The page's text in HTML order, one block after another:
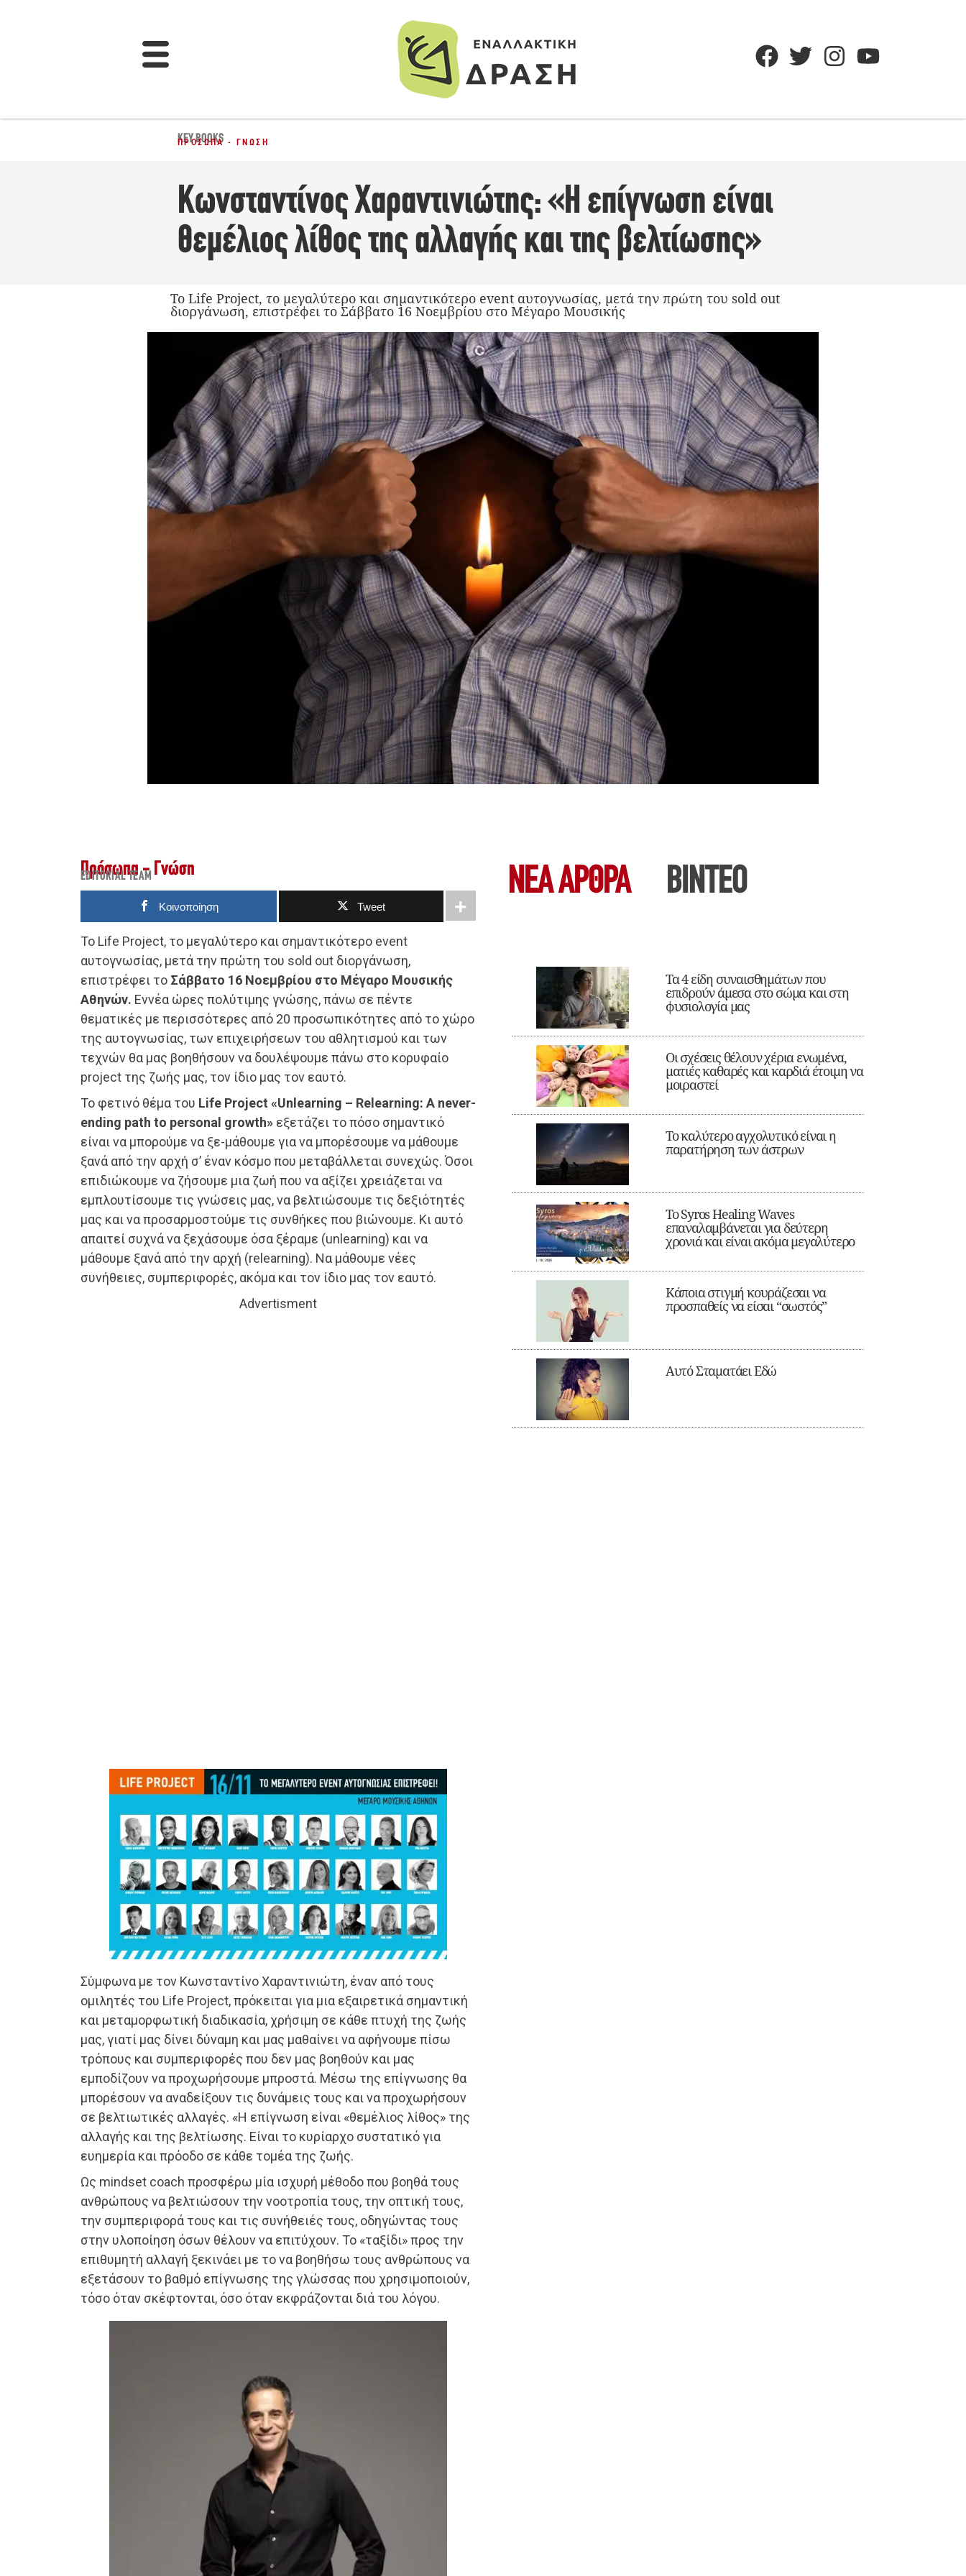
KEY BOOKS
ΠΡΌΣΩΠΑ - ΓΝΏΣΗ
Κωνσταντίνος Χαραντινιώτης: «Η επίγνωση είναι
θεμέλιος λίθος της αλλαγής και της βελτίωσης»
To Life Project, το μεγαλύτερο και σημαντικότερο event αυτογνωσίας, μετά την πρώτη του sold out
διοργάνωση, επιστρέφει το Σάββατο 16 Νοεμβρίου στο Μέγαρο Μουσικής
Πρόσωπα - Γνώση
EDITORIAL TEAM
Κοινοποίηση Tweet
To Life Project, το μεγαλύτερο και σημαντικότερο event
αυτογνωσίας, μετά την πρώτη του sold out διοργάνωση,
επιστρέφει το Σάββατο 16 Νοεμβρίου στο Μέγαρο Μουσικής
Αθηνών. Εννέα ώρες πολύτιμης γνώσης, πάνω σε πέντε
θεματικές με περισσότερες από 20 προσωπικότητες από το χώρο
της αυτογνωσίας, των επιχειρήσεων του αθλητισμού και των
τεχνών θα μας βοηθήσουν να δουλέψουμε πάνω στο κορυφαίο
project της ζωής μας, τον ίδιο μας τον εαυτό.
To φετινό θέμα του Life Project «Unlearning – Relearning: A never-
ending path to personal growth» εξετάζει το πόσο σημαντικό
είναι να μπορούμε να ξε-μάθουμε για να μπορέσουμε να μάθουμε
ξανά από την αρχή σ’ έναν κόσμο που μεταβάλλεται συνεχώς. Όσοι
επιδιώκουμε να ζήσουμε μια ζωή που να αξίζει χρειάζεται να
εμπλουτίσουμε τις γνώσεις μας, να βελτιώσουμε τις δεξιότητές
μας και να προσαρμοστούμε τις συνθήκες που βιώνουμε. Κι αυτό
απαιτεί συχνά να ξεχάσουμε όσα ξέραμε (unlearning) και να
μάθουμε ξανά από την αρχή (relearning). Να μάθουμε νέες
συνήθειες, συμπεριφορές, ακόμα και τον ίδιο μας τον εαυτό.
Advertisment
Σύμφωνα με τον Κωνσταντίνο Χαραντινιώτη, έναν από τους
ομιλητές του Life Project, πρόκειται για μια εξαιρετικά σημαντική
και μεταμορφωτική διαδικασία, χρήσιμη σε κάθε πτυχή της ζωής
μας, γιατί μας δίνει δύναμη και μας μαθαίνει να αφήνουμε πίσω
τρόπους και συμπεριφορές που δεν μας βοηθούν και μας
εμποδίζουν να προχωρήσουμε μπροστά. Μέσω της επίγνωσης θα
μπορέσουν να αναδείξουν τις δυνάμεις τους και να προχωρήσουν
σε βελτιωτικές αλλαγές. «Η επίγνωση είναι «θεμέλιος λίθος» της
αλλαγής και της βελτίωσης. Είναι το κυρίαρχο συστατικό για
ευημερία και πρόοδο σε κάθε τομέα της ζωής.
Ως mindset coach προσφέρω μία ισχυρή μέθοδο που βοηθά τους
ανθρώπους να βελτιώσουν την νοοτροπία τους, την οπτική τους,
την συμπεριφορά τους και τις συνήθειές τους, οδηγώντας τους
στην υλοποίηση όσων θέλουν να επιτύχουν. Το «ταξίδι» προς την
επιθυμητή αλλαγή ξεκινάει με το να βοηθήσω τους ανθρώπους να
εξετάσουν το βαθμό επίγνωσης της γλώσσας που χρησιμοποιούν,
τόσο όταν σκέφτονται, όσο όταν εκφράζονται διά του λόγου.
ΝΕΑ ΆΡΘΡΑ ΒΙΝΤΕΟ
Τα 4 είδη συναισθημάτων που
επιδρούν άμεσα στο σώμα και στη
φυσιολογία μας
Οι σχέσεις θέλουν χέρια ενωμένα,
ματιές καθαρές και καρδιά έτοιμη να
μοιραστεί
Το καλύτερο αγχολυτικό είναι η
παρατήρηση των άστρων
Το Syros Healing Waves
επαναλαμβάνεται για δεύτερη
χρονιά και είναι ακόμα μεγαλύτερο
Κάποια στιγμή κουράζεσαι να
προσπαθείς να είσαι “σωστός”
Αυτό Σταματάει Εδώ